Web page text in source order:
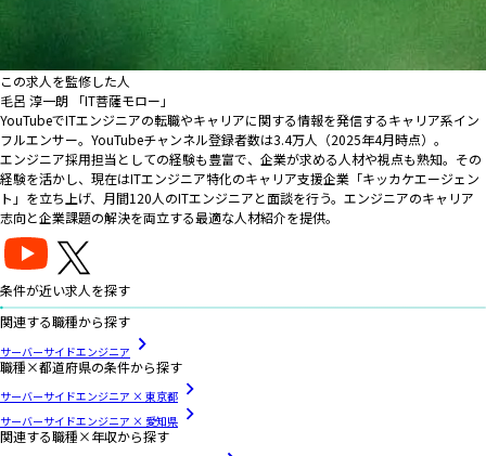
この求人を監修した人
毛呂 淳一朗 「IT菩薩モロー」
YouTubeでITエンジニアの転職やキャリアに関する情報を発信するキャリア系イン
フルエンサー。YouTubeチャンネル登録者数は3.4万人（2025年4月時点）。
エンジニア採用担当としての経験も豊富で、企業が求める人材や視点も熟知。その
経験を活かし、現在はITエンジニア特化のキャリア支援企業「キッカケエージェン
ト」を立ち上げ、月間120人のITエンジニアと面談を行う。エンジニアのキャリア
志向と企業課題の解決を両立する最適な人材紹介を提供。
条件が近い求人を探す
関連する職種から探す
サーバーサイドエンジニア
職種×都道府県の条件から探す
サーバーサイドエンジニア × 東京都
サーバーサイドエンジニア × 愛知県
関連する職種×年収から探す